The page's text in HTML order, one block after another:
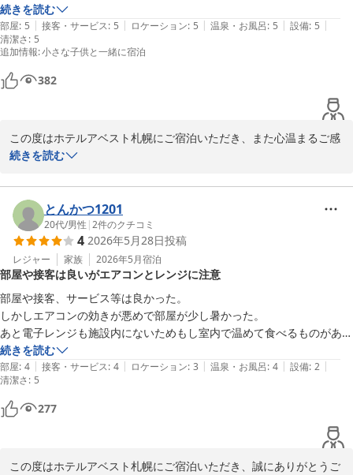
で大きな座卓があり、他のお部屋の娘家族とも一緒に部屋でくつろぐ事
もできました。
小さな子どもがいるため、テイクアウトで晩ご飯を食べましたが、総勢
８人でも余裕で食事もできました。幼児がいる家庭にはとてもおすすめ
です、
続きを読む
部屋: 5 | 接客・サービス: 5 | ロケーション: 5 | 温泉・お風呂: 5 | 設備: 5 |
清潔さ: 5
追加情報:小さな子供と一緒に宿泊
382
この度はホテルアベスト札幌にご宿泊いただき、また心温まるご感
想をお寄せいただき誠にありがとうございます。
和室のお部屋でご家族皆様にゆったりとお過ごしいただけたとのこ
と、大変嬉しく拝読いたしました。お部屋の広さやバス・トイレ別
の設備、大きな座卓などがお役に立ち、ご親族の皆様と一緒にくつ
ろぎの時間をお楽しみいただけたようで何よりでございます。
また、小さなお子様連れでのご旅行は何かとご不便も多いかと存じ
ますが、お部屋でゆっくりお食事を楽しんでいただけたとのお言葉
をいただき、和室ならではの魅力を感じていただけたことを嬉しく
思います。
建物の経年による部分につきましては、今後も清潔で快適にお過ご
しいただけるよう努めてまいります。そしてスタッフへの温かいお
言葉まで頂戴し、大変励みになりました。
またご家族皆様で札幌へお越しの際は、ぜひ当ホテルをご利用くだ
さいませ。スタッフ一同、再びお会いできますことを心よりお待ち
しております。
続きを読む
とんかつ1201
20代/男性 |2件のクチコミ
4 2026年5月28日投稿
レジャー 家族 2026年5月宿泊
部屋や接客は良いがエアコンとレンジに注意
部屋や接客、サービス等は良かった。
しかしエアコンの効きが悪めで部屋が少し暑かった。
あと電子レンジも施設内にないためもし室内で温めて食べるものがある
場合は要注意です。
ユニットバスはドライヤーを使う場所がユニットバスを出ないとなかっ
たのがやや不便でした。浴槽など備え付けのシャンプーコンディショナ
ー等は問題なかったです。
続きを読む
部屋: 4 | 接客・サービス: 4 | ロケーション: 3 | 温泉・お風呂: 4 | 設備: 2 |
清潔さ: 5
277
この度はホテルアベスト札幌にご宿泊いただき、誠にありがとうご